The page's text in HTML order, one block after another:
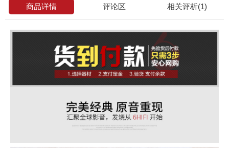
商品详情 评论区 相关评析(1)